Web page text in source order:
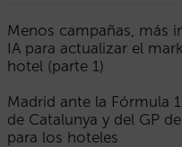
Menos campañas, más
IA para actualizar el
hotel (parte 1)
Madrid ante la Fórmula
de Catalunya y del GP
para los hoteles